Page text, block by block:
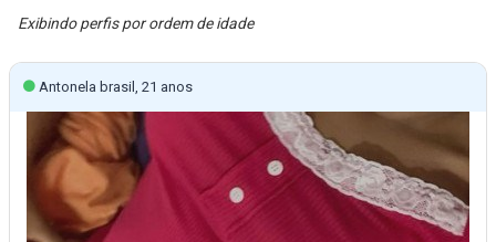
Exibindo perfis por ordem de idade
Antonela brasil, 21 anos